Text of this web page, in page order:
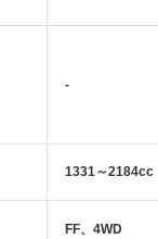
-
1331～2184cc
FF、4WD